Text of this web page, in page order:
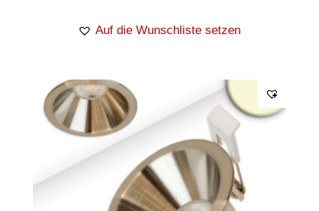
Auf die Wunschliste setzen